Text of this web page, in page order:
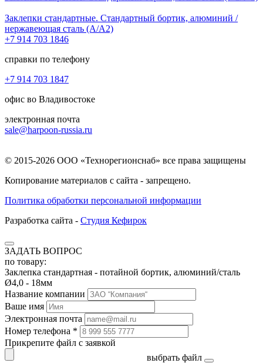
Заклепки стандартные. Стандартный бортик, алюминий /
нержавеющая сталь (А/А2)
+7 914 703 1846
справки по телефону
+7 914 703 1847
офис во Владивостоке
электронная почта
sale@harpoon-russia.ru
© 2015-2026 ООО «Технорегионснаб» все права защищены
Копирование материалов с сайта - запрещено.
Политика обработки персональной информации
Разработка сайта - Студия Кефирок
ЗАДАТЬ ВОПРОС
по товару:
Заклепка стандартная - потайной бортик, алюминий/сталь
Ø4,0 - 18мм
Название компании
Ваше имя
Электронная почта
Номер телефона *
Прикрепите файл с заявкой
выбрать файл